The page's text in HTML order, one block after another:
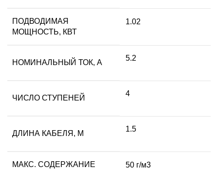
ПОДВОДИМАЯ
МОЩНОСТЬ, КВТ
1.02
НОМИНАЛЬНЫЙ ТОК, А
5.2
ЧИСЛО СТУПЕНЕЙ
4
ДЛИНА КАБЕЛЯ, М
1.5
МАКС. СОДЕРЖАНИЕ
50 г/м3